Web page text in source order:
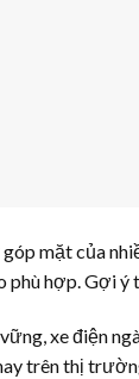
mặt của
phù hợp. Gợi ý
xe điện
trên thị